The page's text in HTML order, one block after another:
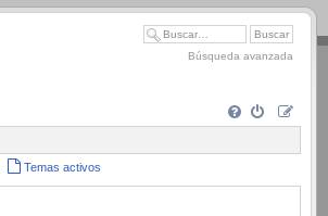
Búsqueda avanzada
Temas activos